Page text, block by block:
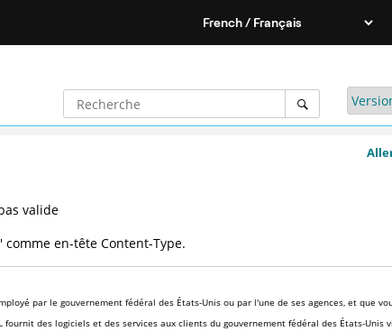
valide
en-tête Content-Type.
par le gouvernement fédéral des États-Unis ou par l'une de ses agences, et que
des logiciels et des services aux clients du gouvernement fédéral des États-Unis